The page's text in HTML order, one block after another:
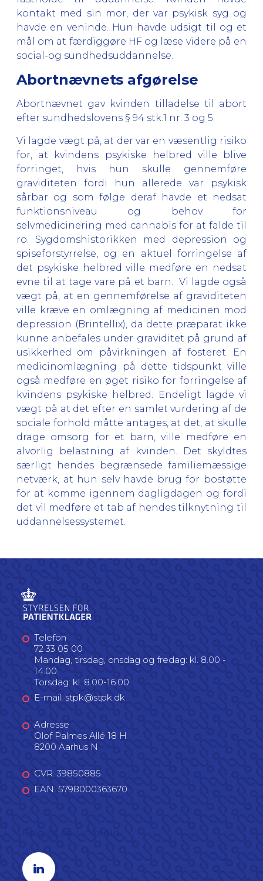
kontakt med sin mor, der var psykisk syg og
havde en veninde. Hun havde udsigt til og et
mål om at færdiggøre HF og læse videre på en
social-og sundhedsuddannelse.
Abortnævnets afgørelse
Abortnævnet gav kvinden tilladelse til abort
efter sundhedslovens § 94 stk.1 nr. 3 og 5.
Vi lagde vægt på, at der var en væsentlig risiko
for, at kvindens psykiske helbred ville blive
forringet, hvis hun skulle gennemføre
graviditeten fordi hun allerede var psykisk
sårbar og som følge deraf havde et nedsat
funktionsniveau og behov for
selvmedicinering med cannabis for at falde til
ro. Sygdomshistorikken med depression og
spiseforstyrrelse, og en aktuel forringelse af
det psykiske helbred ville medføre en nedsat
evne til at tage vare på et barn. Vi lagde også
vægt på, at en gennemførelse af graviditeten
ville kræve en omlægning af medicinen mod
depression (Brintellix), da dette præparat ikke
kunne anbefales under graviditet på grund af
usikkerhed om påvirkningen af fosteret. En
medicinomlægning på dette tidspunkt ville
også medføre en øget risiko for forringelse af
kvindens psykiske helbred. Endeligt lagde vi
vægt på at det efter en samlet vurdering af de
sociale forhold måtte antages, at det, at skulle
drage omsorg for et barn, ville medføre en
alvorlig belastning af kvinden. Det skyldtes
særligt hendes begrænsede familiemæssige
netværk, at hun selv havde brug for bostøtte
for at komme igennem dagligdagen og fordi
det vil medføre et tab af hendes tilknytning til
uddannelsessystemet.
Telefon
72 33 05 00
Mandag, tirsdag, onsdag og fredag: kl. 8.00 -
14.00
Torsdag: kl. 8.00-16.00
E-mail: stpk@stpk.dk
Adresse
Olof Palmes Allé 18 H
8200 Aarhus N
CVR: 39850885
EAN: 5798000363670
Linkedin profil